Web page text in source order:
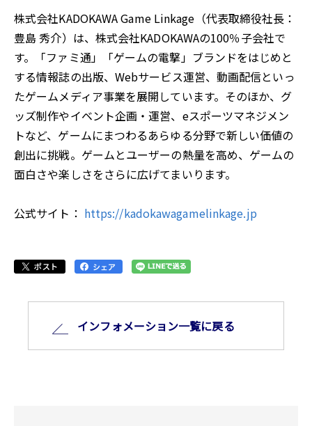
株式会社KADOKAWA Game Linkage（代表取締役社長：
豊島 秀介）は、株式会社KADOKAWAの100％子会社で
す。「ファミ通」「ゲームの電撃」ブランドをはじめと
する情報誌の出版、Webサービス運営、動画配信といっ
たゲームメディア事業を展開しています。そのほか、グ
ッズ制作やイベント企画・運営、eスポーツマネジメン
トなど、ゲームにまつわるあらゆる分野で新しい価値の
創出に挑戦。ゲームとユーザーの熱量を高め、ゲームの
面白さや楽しさをさらに広げてまいります。
公式サイト： https://kadokawagamelinkage.jp
インフォメーション⼀覧に戻る